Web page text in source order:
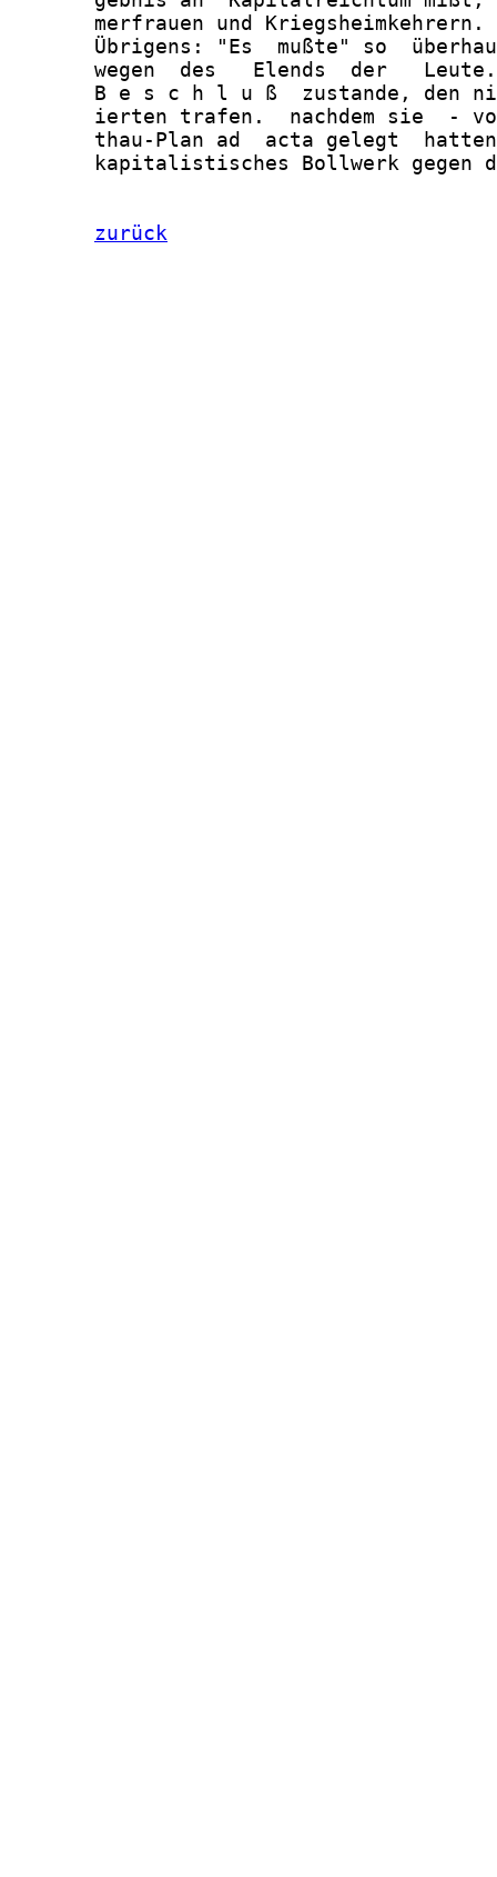
       merfrauen und Kriegsheimkehrern.
Übrigens: "Es  mußte" so
wegen  des   Elends  der
B e s c h l u ß  zustande, den
ierten trafen.  nachdem sie  -
thau-Plan ad  acta gelegt
kapitalistisches Bollwerk gegen
zurück